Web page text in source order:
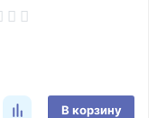
В корзину